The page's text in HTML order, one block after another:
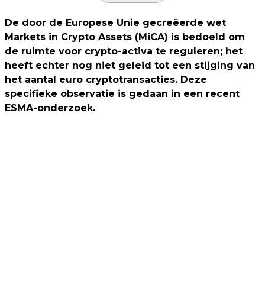
De door de Europese Unie gecreëerde wet
Markets in Crypto Assets (MiCA) is bedoeld om
de ruimte voor crypto-activa te reguleren; het
heeft echter nog niet geleid tot een stijging van
het aantal euro cryptotransacties. Deze
specifieke observatie is gedaan in een recent
ESMA-onderzoek.